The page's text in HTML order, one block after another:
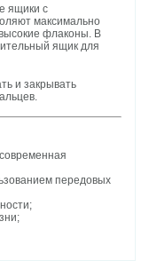
ящики с
максимально
флаконы. В
ящик для
и закрывать
передовых